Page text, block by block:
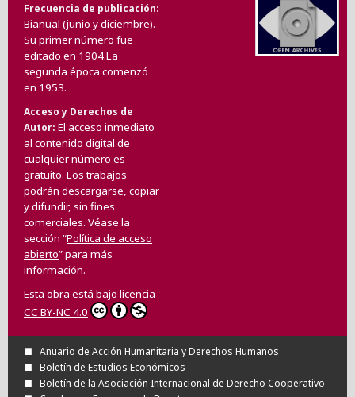
Frecuencia de publicación
Bianual (junio y diciembre).
Su primer número fue
editado en 1904.La
segunda época comenzó
en 1953.
Acceso y Derechos de
Autor El acceso inmediato
al contenido digital de
cualquier número es
gratuito. Los trabajos
podrán descargarse, copiar
y difundir, sin fines
comerciales. Véase la
sección “Política de acceso
abierto” para más
información.
Esta obra está bajo licencia
CC BY-NC 4.0
Anuario de Acción Humanitaria y Derechos Humanos
Boletín de Estudios Económicos
Boletín de la Asociación Internacional de Derecho Cooperativo